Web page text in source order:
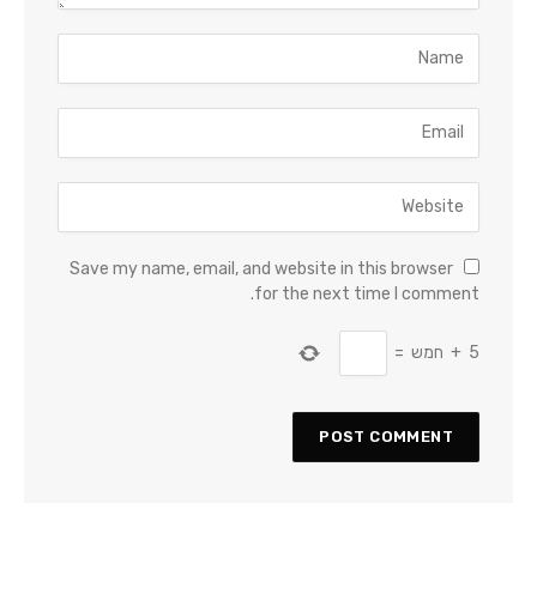
Save my name, email, and website in this browser
for the next time I comment.
5
+ חמש =